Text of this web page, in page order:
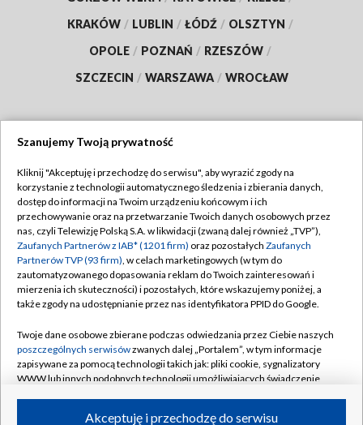
KRAKÓW / LUBLIN / ŁÓDŹ / OLSZTYN /
OPOLE / POZNAŃ / RZESZÓW /
SZCZECIN / WARSZAWA / WROCŁAW
TVP
Abonament TVP
Emisja w TVP
Centrum informacji TVP
Naziemna Telewizja Cyfrowa
Rada Programowa
System NOS
Informacje o nadawcy
Regulamin TVP
Polityka prywatności
Moje zgody
Pomoc
Kontakt
Kanały
Szanujemy Twoją prywatność
Kliknij "Akceptuję i przechodzę do serwisu", aby wyrazić zgody na
korzystanie z technologii automatycznego śledzenia i zbierania danych,
dostęp do informacji na Twoim urządzeniu końcowym i ich
przechowywanie oraz na przetwarzanie Twoich danych osobowych przez
nas, czyli Telewizję Polską S.A. w likwidacji (zwaną dalej również „TVP”),
Zaufanych Partnerów z IAB* (1201 firm) oraz pozostałych Zaufanych
Partnerów TVP (93 firm), w celach marketingowych (w tym do
zautomatyzowanego dopasowania reklam do Twoich zainteresowań i
mierzenia ich skuteczności) i pozostałych, które wskazujemy poniżej, a
także zgody na udostępnianie przez nas identyfikatora PPID do Google.
Twoje dane osobowe zbierane podczas odwiedzania przez Ciebie naszych
poszczególnych serwisówzwanych dalej „Portalem”, w tym informacje
zapisywane za pomocą technologii takich jak: pliki cookie, sygnalizatory
WWW lub innych podobnych technologii umożliwiających świadczenie
ruchu w Internecie.Akceptuję i przechodzę do serwisu